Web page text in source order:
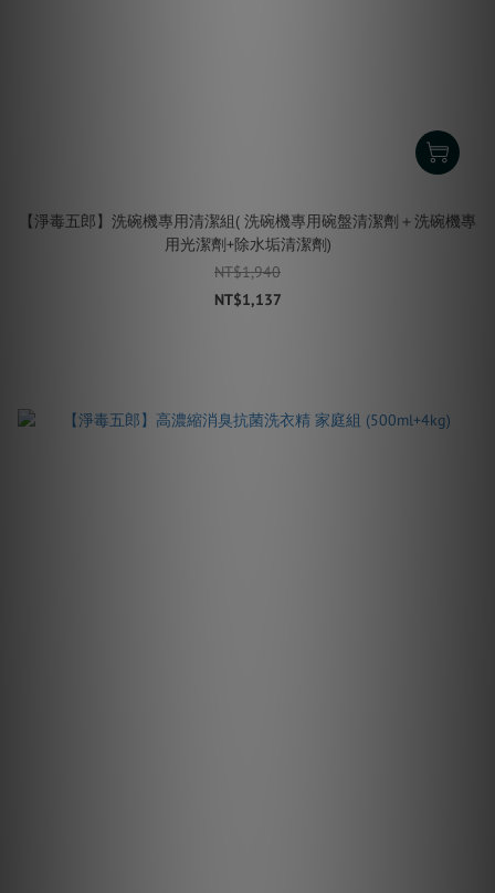
【淨毒五郎】洗碗機專用清潔組( 洗碗機專用碗盤清潔劑＋洗碗機專
用光潔劑+除水垢清潔劑)
NT$1,940
NT$1,137